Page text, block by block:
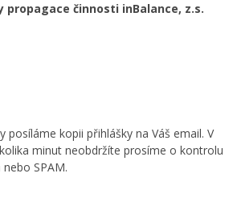
propagace činnosti inBalance, z.s.
posíláme kopii přihlášky na Váš email. V
minut neobdržíte prosíme o kontrolu
SPAM.